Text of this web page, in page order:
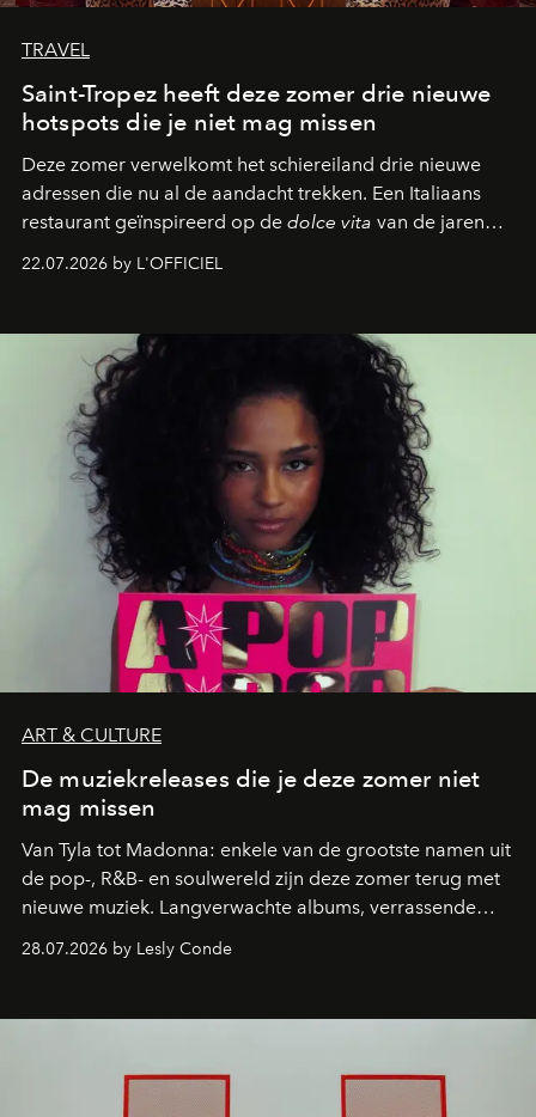
TRAVEL
Saint-Tropez heeft deze zomer drie nieuwe
hotspots die je niet mag missen
Deze zomer verwelkomt het schiereiland drie nieuwe
adressen die nu al de aandacht trekken. Een Italiaans
restaurant geïnspireerd op de dolce vita van de jaren
verandert in een bruisende ontmoetingsplek en de
neerstrijkt in Saint-Tropez. Dit zijn de nieuwe adressen
die deze zomer de toon zetten, van lange lunches tot
zwoele nachten.
22.07.2026 by L'OFFICIEL
ART & CULTURE
De muziekreleases die je deze zomer niet
mag missen
Van Tyla tot Madonna: enkele van de grootste namen uit
de pop-, R&B- en soulwereld zijn deze zomer terug met
nieuwe muziek. Langverwachte albums, verrassende
de releases die je niet mag missen.
28.07.2026 by Lesly Conde